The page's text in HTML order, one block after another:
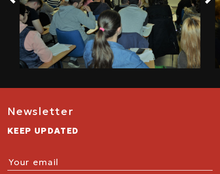
Newsletter
KEEP UPDATED